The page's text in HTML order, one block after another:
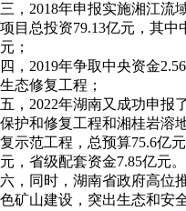
三，2018年申报实施湘江流
项目总投资79.13亿元，其中
元；
四，2019年争取中央资金
生态修复工程；
五，2022年湖南又成功申报
保护和修复工程和湘桂岩溶
复示范工程，总预算75.6亿
元，省级配套资金7.85亿元。
六，同时，湖南省政府高位
色矿山建设，突出生态和安